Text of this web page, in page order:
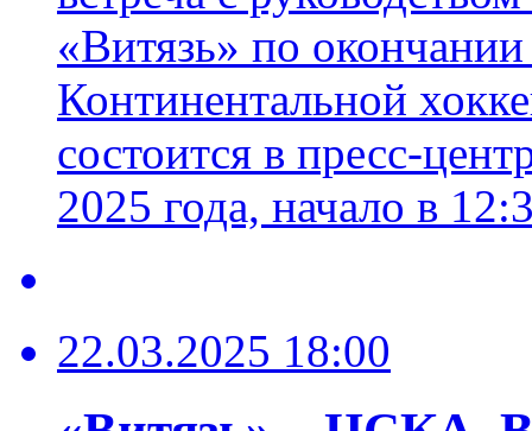
«Витязь» по
Континентальной
состоится в пресс-
2025 года, начало в
22.03.2025 18:00